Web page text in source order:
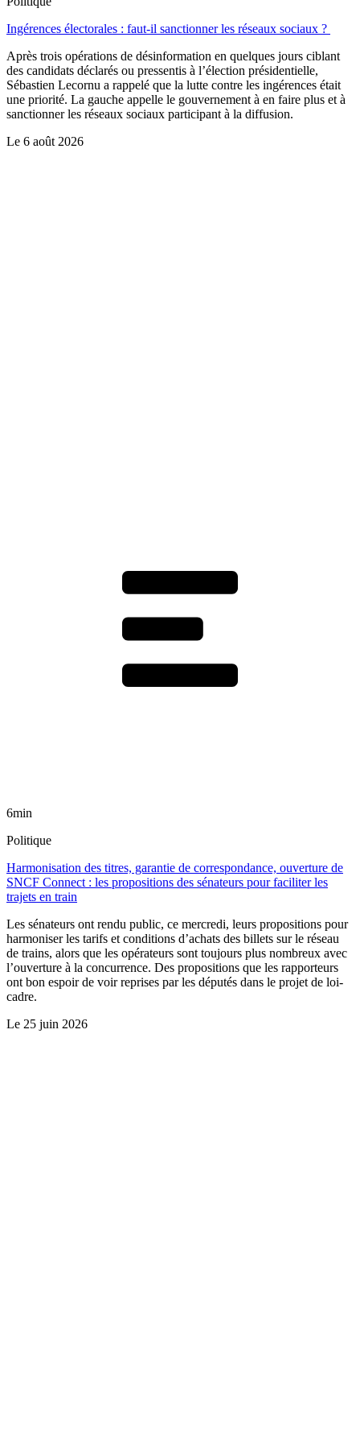
Ingérences électorales : faut-il sanctionner les réseaux sociaux ?
Après trois opérations de désinformation en quelques jours ciblant
des candidats déclarés ou pressentis à l’élection présidentielle,
Sébastien Lecornu a rappelé que la lutte contre les ingérences était
une priorité. La gauche appelle le gouvernement à en faire plus et à
sanctionner les réseaux sociaux participant à la diffusion.
Le 6 août 2026
6min
Politique
Harmonisation des titres, garantie de correspondance, ouverture de
SNCF Connect : les propositions des sénateurs pour faciliter les
trajets en train
Les sénateurs ont rendu public, ce mercredi, leurs propositions pour
harmoniser les tarifs et conditions d’achats des billets sur le réseau
de trains, alors que les opérateurs sont toujours plus nombreux avec
l’ouverture à la concurrence. Des propositions que les rapporteurs
ont bon espoir de voir reprises par les députés dans le projet de loi-
cadre.
Le 25 juin 2026